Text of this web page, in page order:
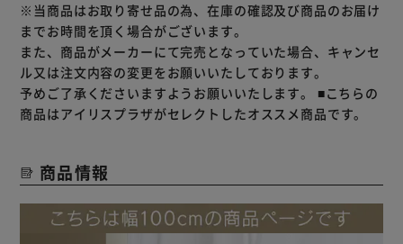
※当商品はお取り寄せ品の為、在庫の確認及び商品のお届け
までお時間を頂く場合がございます。
また、商品がメーカーにて完売となっていた場合、キャンセ
ル又は注文内容の変更をお願いいたしております。
予めご了承くださいますようお願いいたします。 ■こちらの
商品はアイリスプラザがセレクトしたオススメ商品です。
商品情報